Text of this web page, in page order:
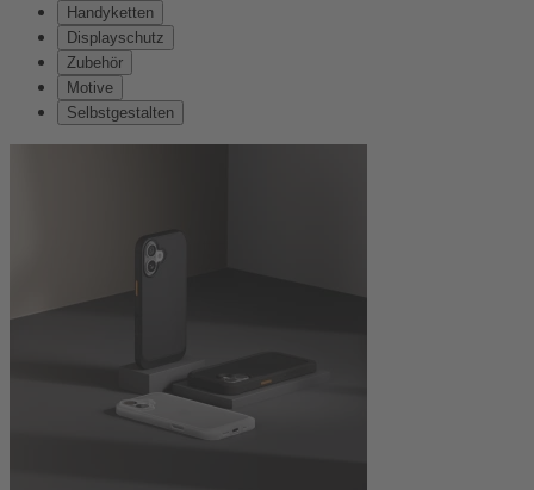
Handyketten
Displayschutz
Zubehör
Motive
Selbstgestalten